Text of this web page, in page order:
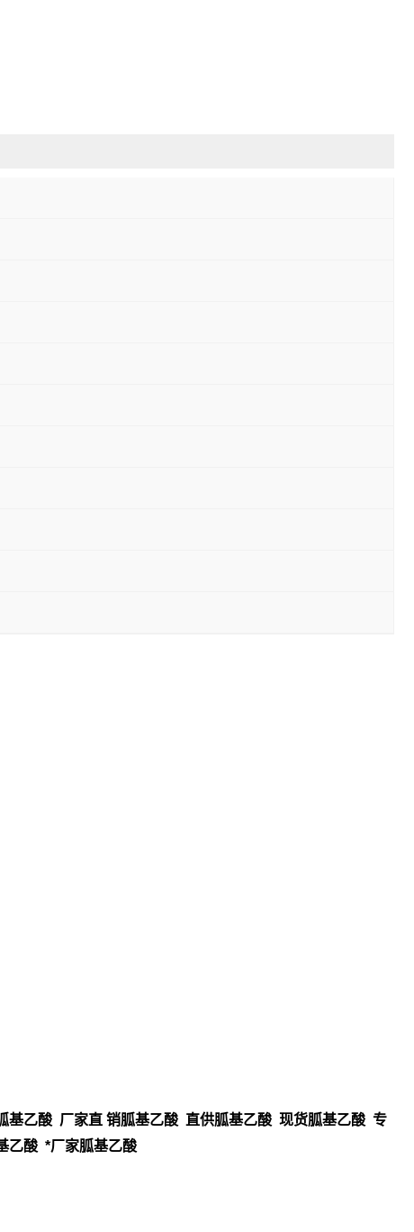
乙酸 厂家直 销胍基乙酸 直供胍基乙酸 现货胍基乙酸 专
乙酸 *厂家胍基乙酸